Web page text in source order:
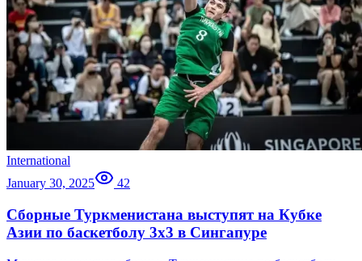
International
January 30, 2025
42
Сборные Туркменистана выступят на Кубке
Азии по баскетболу 3х3 в Сингапуре